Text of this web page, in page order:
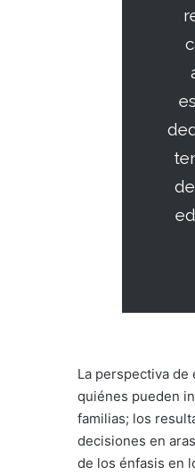
La perspectiva
quiénes pueden
familias; los
decisiones en
de los énfasis en